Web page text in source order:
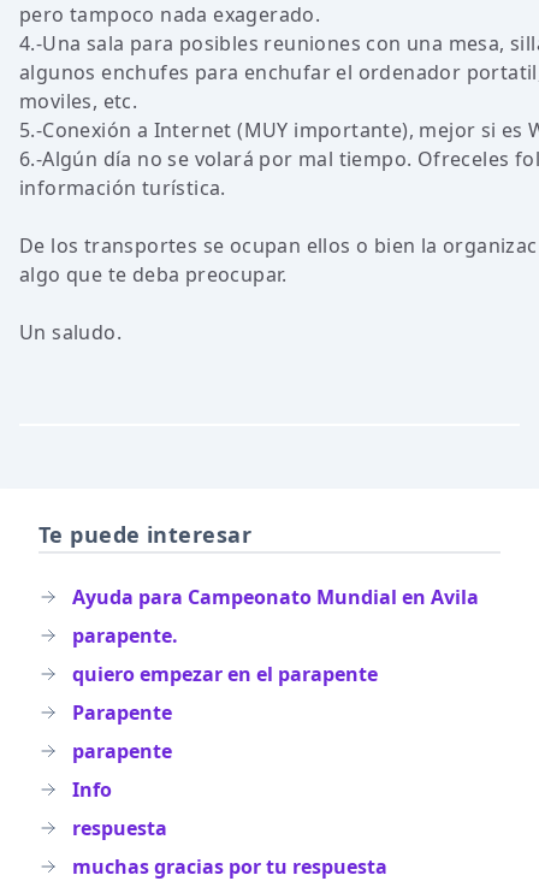
pero tampoco nada exagerado.
4.-Una sala para posibles reuniones con una mesa,
algunos enchufes para enchufar el ordenador
moviles, etc.
5.-Conexión a Internet (MUY importante), mejor si es
6.-Algún día no se volará por mal tiempo. Ofreceles
información turística.
De los transportes se ocupan ellos o bien la
algo que te deba preocupar.
Un saludo.
Te puede interesar
Ayuda para Campeonato Mundial en Avila
parapente.
quiero empezar en el parapente
Parapente
parapente
Info
respuesta
muchas gracias por tu respuesta